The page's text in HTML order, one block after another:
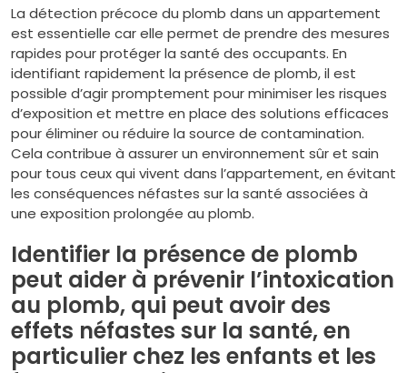
La détection précoce du plomb dans un appartement
est essentielle car elle permet de prendre des mesures
rapides pour protéger la santé des occupants. En
identifiant rapidement la présence de plomb, il est
possible d’agir promptement pour minimiser les risques
d’exposition et mettre en place des solutions efficaces
pour éliminer ou réduire la source de contamination.
Cela contribue à assurer un environnement sûr et sain
pour tous ceux qui vivent dans l’appartement, en évitant
les conséquences néfastes sur la santé associées à
une exposition prolongée au plomb.
Identifier la présence de plomb
peut aider à prévenir l’intoxication
au plomb, qui peut avoir des
effets néfastes sur la santé, en
particulier chez les enfants et les